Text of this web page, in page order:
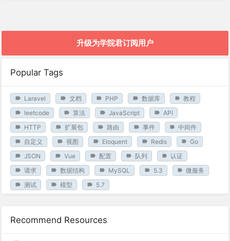
升级为学院君订阅用户
Popular Tags
Laravel 文档 PHP 数据库
教程
leetcode
算法 JavaScript
API
HTTP
扩展包 路由 事件
中间件
自定义
视图 Eloquent Redis
Go
JSON
Vue 配置 队列
认证
请求
数据结构 MySQL 5.3
微服务
测试
模型 5.7
Recommend Resources